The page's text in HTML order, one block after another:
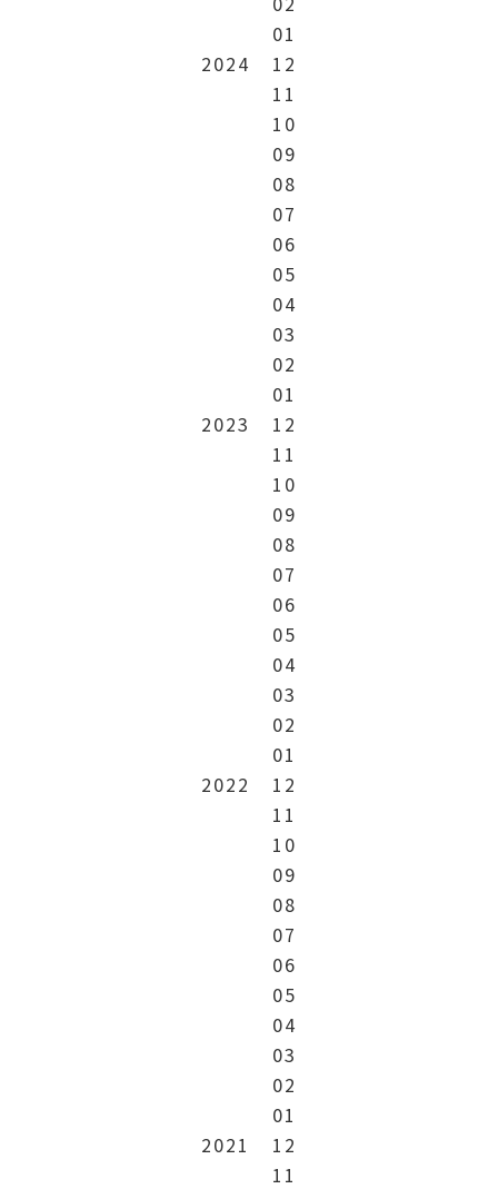
01
2024
12
11
10
09
08
07
06
05
04
03
02
01
2023
12
11
10
09
08
07
06
05
04
03
02
01
2022
12
11
10
09
08
07
06
05
04
03
02
01
2021
12
11